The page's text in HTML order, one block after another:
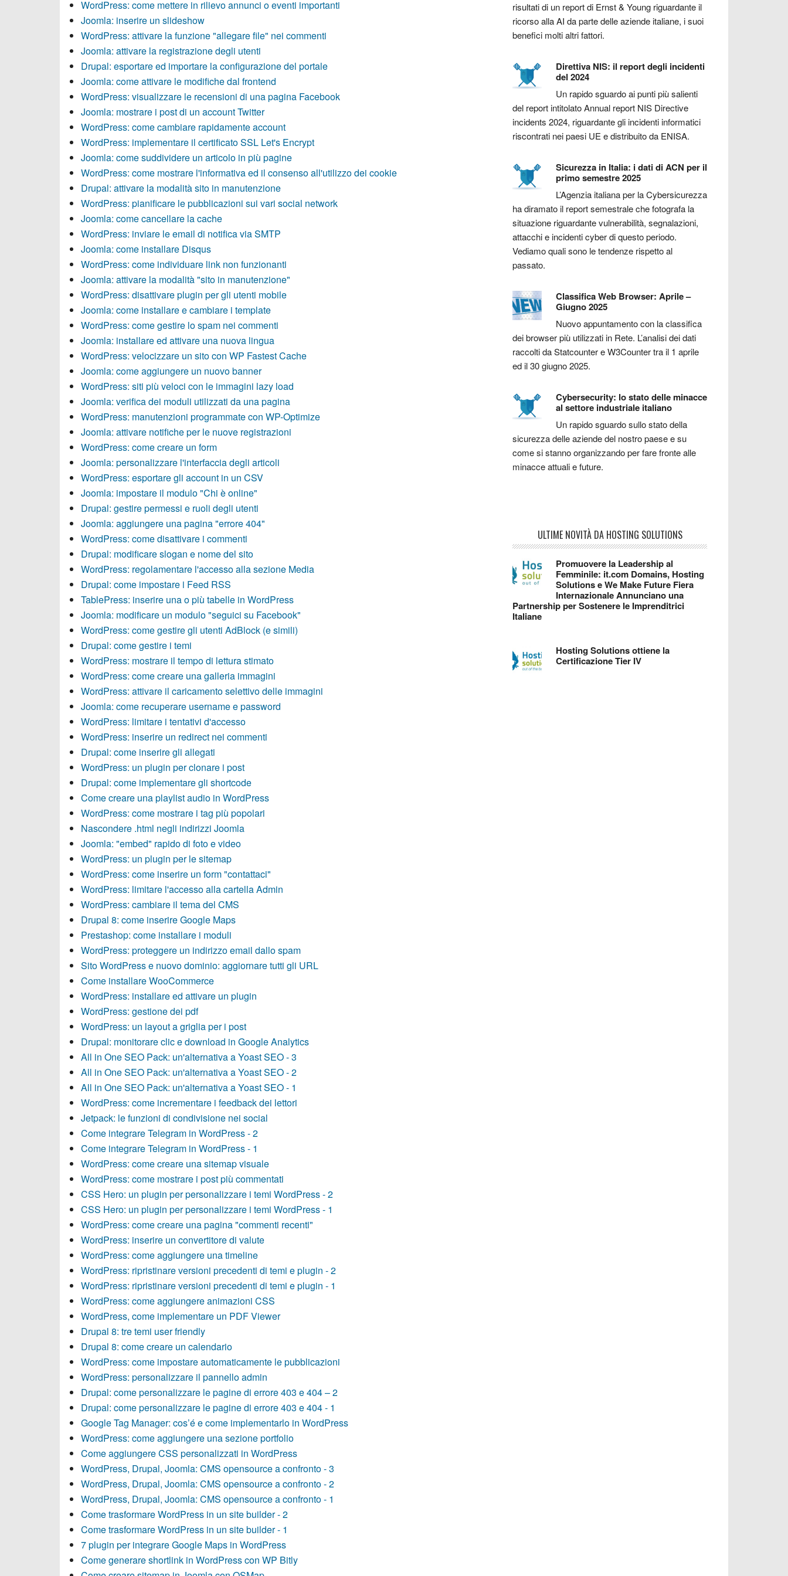
WordPress: come mettere in rilievo annunci o eventi importanti
Joomla: inserire un slideshow
WordPress: attivare la funzione "allegare file" nei commenti
Joomla: attivare la registrazione degli utenti
Drupal: esportare ed importare la configurazione del portale
Joomla: come attivare le modifiche dal frontend
WordPress: visualizzare le recensioni di una pagina Facebook
Joomla: mostrare i post di un account Twitter
WordPress: come cambiare rapidamente account
WordPress: implementare il certificato SSL Let's Encrypt
Joomla: come suddividere un articolo in più pagine
WordPress: come mostrare l'informativa ed il consenso all'utilizzo dei cookie
Drupal: attivare la modalità sito in manutenzione
WordPress: pianificare le pubblicazioni sui vari social network
Joomla: come cancellare la cache
WordPress: inviare le email di notifica via SMTP
Joomla: come installare Disqus
WordPress: come individuare link non funzionanti
Joomla: attivare la modalità "sito in manutenzione"
WordPress: disattivare plugin per gli utenti mobile
Joomla: come installare e cambiare i template
WordPress: come gestire lo spam nei commenti
Joomla: installare ed attivare una nuova lingua
WordPress: velocizzare un sito con WP Fastest Cache
Joomla: come aggiungere un nuovo banner
WordPress: siti più veloci con le immagini lazy load
Joomla: verifica dei moduli utilizzati da una pagina
WordPress: manutenzioni programmate con WP-Optimize
Joomla: attivare notifiche per le nuove registrazioni
WordPress: come creare un form
Joomla: personalizzare l'interfaccia degli articoli
WordPress: esportare gli account in un CSV
Joomla: impostare il modulo "Chi è online"
Drupal: gestire permessi e ruoli degli utenti
Joomla: aggiungere una pagina "errore 404"
WordPress: come disattivare i commenti
Drupal: modificare slogan e nome del sito
WordPress: regolamentare l'accesso alla sezione Media
Drupal: come impostare i Feed RSS
TablePress: inserire una o più tabelle in WordPress
Joomla: modificare un modulo "seguici su Facebook"
WordPress: come gestire gli utenti AdBlock (e simili)
Drupal: come gestire i temi
WordPress: mostrare il tempo di lettura stimato
WordPress: come creare una galleria immagini
WordPress: attivare il caricamento selettivo delle immagini
Joomla: come recuperare username e password
WordPress: limitare i tentativi d'accesso
WordPress: inserire un redirect nei commenti
Drupal: come inserire gli allegati
WordPress: un plugin per clonare i post
Drupal: come implementare gli shortcode
Come creare una playlist audio in WordPress
WordPress: come mostrare i tag più popolari
Nascondere .html negli indirizzi Joomla
Joomla: "embed" rapido di foto e video
WordPress: un plugin per le sitemap
WordPress: come inserire un form "contattaci"
WordPress: limitare l'accesso alla cartella Admin
WordPress: cambiare il tema del CMS
Drupal 8: come inserire Google Maps
Prestashop: come installare i moduli
WordPress: proteggere un indirizzo email dallo spam
Sito WordPress e nuovo dominio: aggiornare tutti gli URL
Come installare WooCommerce
WordPress: installare ed attivare un plugin
WordPress: gestione dei pdf
WordPress: un layout a griglia per i post
Drupal: monitorare clic e download in Google Analytics
All in One SEO Pack: un'alternativa a Yoast SEO - 3
All in One SEO Pack: un'alternativa a Yoast SEO - 2
All in One SEO Pack: un'alternativa a Yoast SEO - 1
WordPress: come incrementare i feedback dei lettori
Jetpack: le funzioni di condivisione nei social
Come integrare Telegram in WordPress - 2
Come integrare Telegram in WordPress - 1
WordPress: come creare una sitemap visuale
WordPress: come mostrare i post più commentati
CSS Hero: un plugin per personalizzare i temi WordPress - 2
CSS Hero: un plugin per personalizzare i temi WordPress - 1
WordPress: come creare una pagina "commenti recenti"
WordPress: inserire un convertitore di valute
WordPress: come aggiungere una timeline
WordPress: ripristinare versioni precedenti di temi e plugin - 2
WordPress: ripristinare versioni precedenti di temi e plugin - 1
WordPress: come aggiungere animazioni CSS
WordPress, come implementare un PDF Viewer
Drupal 8: tre temi user friendly
Drupal 8: come creare un calendario
WordPress: come impostare automaticamente le pubblicazioni
WordPress: personalizzare il pannello admin
Drupal: come personalizzare le pagine di errore 403 e 404 – 2
Drupal: come personalizzare le pagine di errore 403 e 404 - 1
Google Tag Manager: cos’é e come implementarlo in WordPress
WordPress: come aggiungere una sezione portfolio
Come aggiungere CSS personalizzati in WordPress
WordPress, Drupal, Joomla: CMS opensource a confronto - 3
WordPress, Drupal, Joomla: CMS opensource a confronto - 2
WordPress, Drupal, Joomla: CMS opensource a confronto - 1
Come trasformare WordPress in un site builder - 2
Come trasformare WordPress in un site builder - 1
7 plugin per integrare Google Maps in WordPress
Come generare shortlink in WordPress con WP Bitly
risultati di un report di Ernst & Young riguardante il
ricorso alla AI da parte delle aziende italiane, i suoi
benefici molti altri fattori.
Direttiva NIS: il report degli incidenti
del 2024
Un rapido sguardo ai punti più salienti
del report intitolato Annual report NIS Directive
incidents 2024, riguardante gli incidenti informatici
riscontrati nei paesi UE e distribuito da ENISA.
Sicurezza in Italia: i dati di ACN per il
primo semestre 2025
L’Agenzia italiana per la Cybersicurezza
ha diramato il report semestrale che fotografa la
situazione riguardante vulnerabilità, segnalazioni,
attacchi e incidenti cyber di questo periodo.
Vediamo quali sono le tendenze rispetto al
passato.
Classifica Web Browser: Aprile –
Giugno 2025
Nuovo appuntamento con la classifica
dei browser più utilizzati in Rete. L’analisi dei dati
raccolti da Statcounter e W3Counter tra il 1 aprile
ed il 30 giugno 2025.
Cybersecurity: lo stato delle minacce
al settore industriale italiano
Un rapido sguardo sullo stato della
sicurezza delle aziende del nostro paese e su
come si stanno organizzando per fare fronte alle
minacce attuali e future.
ULTIME NOVITÀ DA HOSTING SOLUTIONS
Promuovere la Leadership al
Femminile: it.com Domains, Hosting
Solutions e We Make Future Fiera
Internazionale Annunciano una
Partnership per Sostenere le Imprenditrici
Italiane
Hosting Solutions ottiene la
Certificazione Tier IV